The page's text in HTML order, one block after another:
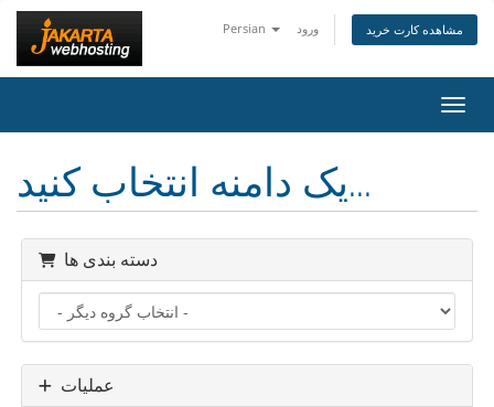
Persian ورود مشاهده کارت خرید
یک دامنه انتخاب کنید...
دسته بندی ها
عملیات